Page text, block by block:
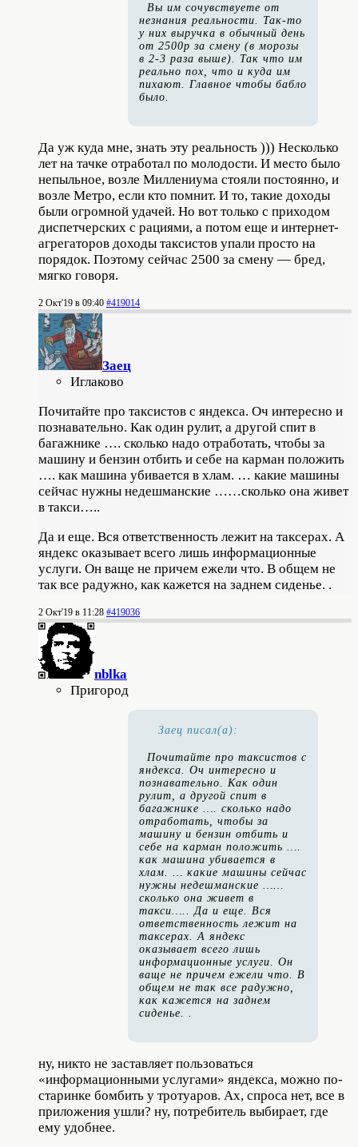
Вы им сочувствуете от
незнания реальности. Так-то
у них выручка в обычный день
от 2500р за смену (в морозы
в 2-3 раза выше). Так что им
реально пох, что и куда им
пихают. Главное чтобы бабло
было.
Да уж куда мне, знать эту реальность ))) Несколько
лет на тачке отработал по молодости. И место было
непыльное, возле Миллениума стояли постоянно, и
возле Метро, если кто помнит. И то, такие доходы
были огромной удачей. Но вот только с приходом
диспетчерских с рациями, а потом еще и интернет-
агрегаторов доходы таксистов упали просто на
порядок. Поэтому сейчас 2500 за смену — бред,
мягко говоря.
2 Окт'19 в 09:40 #419014
Заец
Иглаково
Почитайте про таксистов с яндекса. Оч интересно и
познавательно. Как один рулит, а другой спит в
багажнике …. сколько надо отработать, чтобы за
машину и бензин отбить и себе на карман положить
…. как машина убивается в хлам. … какие машины
сейчас нужны недешманские ……сколько она живет
в такси…..
Да и еще. Вся ответственность лежит на таксерах. А
яндекс оказывает всего лишь информационные
услуги. Он ваще не причем ежели что. В общем не
так все радужно, как кажется на заднем сиденье. .
2 Окт'19 в 11:28 #419036
nblka
Пригород
Заец писал(а):
Почитайте про таксистов с
яндекса. Оч интересно и
познавательно. Как один
рулит, а другой спит в
багажнике …. сколько надо
отработать, чтобы за
машину и бензин отбить и
себе на карман положить ….
как машина убивается в
хлам. … какие машины сейчас
нужны недешманские ……
сколько она живет в
такси….. Да и еще. Вся
ответственность лежит на
таксерах. А яндекс
оказывает всего лишь
информационные услуги. Он
ваще не причем ежели что. В
общем не так все радужно,
как кажется на заднем
сиденье. .
ну, никто не заставляет пользоваться
«информационными услугами» яндекса, можно по-
старинке бомбить у тротуаров. Ах, спроса нет, все в
приложения ушли? ну, потребитель выбирает, где
ему удобнее.